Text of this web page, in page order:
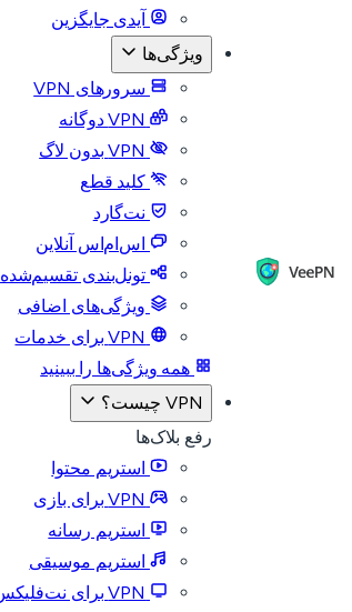
آیدی جایگزین
ویژگی‌ها
سرورهای VPN
کلید قطع
نت‌گارد
اس‌ام‌اس آنلاین
تونل‌بندی تقسیم‌شده
ویژگی‌های اضافی
همه ویژگی‌ها را ببینید
VPN چیست؟
رفع بلاک‌ها
استریم محتوا
استریم رسانه
استریم موسیقی